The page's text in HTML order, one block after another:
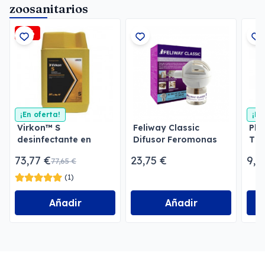
zoosanitarios
-5%
¡En oferta!
Virkon™ S
desinfectante en
73,77 €77,65 €
(1)
Añadir
Feliway Classic
Difusor Feromonas
gatos
23,75 €
Añadir